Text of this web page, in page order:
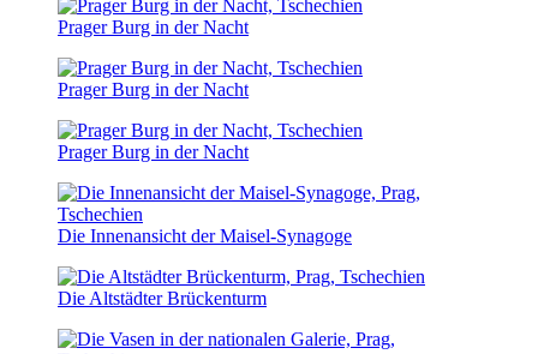
Prager Burg in der Nacht
Prager Burg in der Nacht
Prager Burg in der Nacht
Die Innenansicht der Maisel-Synagoge
Die Altstädter Brückenturm